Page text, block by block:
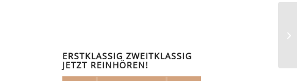
ERSTKLASSIG ZWEITKLASSIG
JETZT REINHÖREN!